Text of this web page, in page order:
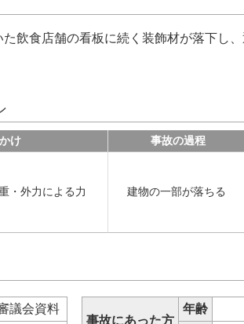
飲食店舗の看板に続く装飾材が落下し、
け 事故の過程
・外力による力 建物の一部が落ちる
議会資料
事故にあった方
年齢